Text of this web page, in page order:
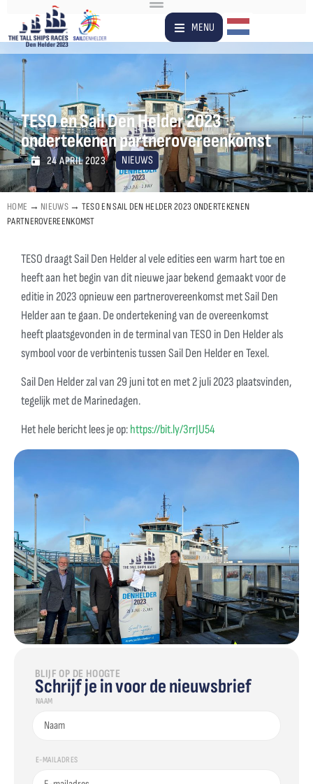
MENU
TESO en Sail Den Helder 2023
ondertekenen partnerovereenkomst
24 APRIL 2023 NIEUWS
HOME → NIEUWS→ TESO EN SAIL DEN HELDER 2023 ONDERTEKENEN
PARTNEROVEREENKOMST
TESO draagt Sail Den Helder al vele edities een warm hart toe en
heeft aan het begin van dit nieuwe jaar bekend gemaakt voor de
editie in 2023 opnieuw een partnerovereenkomst met Sail Den
Helder aan te gaan. De ondertekening van de overeenkomst
heeft plaatsgevonden in de terminal van TESO in Den Helder als
symbool voor de verbintenis tussen Sail Den Helder en Texel.
Sail Den Helder zal van 29 juni tot en met 2 juli 2023 plaatsvinden,
tegelijk met de Marinedagen.
Het hele bericht lees je op:https://bit.ly/3rrJU54
BLIJF OP DE HOOGTE
Schrijf je in voor de nieuwsbrief
NAAM
E-MAILADRES